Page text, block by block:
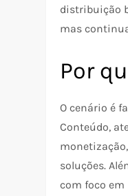
distribuição
mas
Por
O cenário é
Conteúdo,
soluções.
com foco